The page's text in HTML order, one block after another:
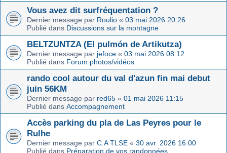
Vous avez dit surfréquentation ?
Dernier message par Roulio « 03 mai 2026 20:26
Publié dans Discussions sur la montagne
BELTZUNTZA (El pulmón de Artikutza)
Dernier message par jefoce « 03 mai 2026 08:12
Publié dans Forum photos/vidéos
rando cool autour du val d'azun fin mai debut
juin 56KM
Dernier message par red65 « 01 mai 2026 11:15
Publié dans Accompagnement
Accès parking du pla de Las Peyres pour le
Rulhe
Dernier message par C.A TLSE « 30 avr. 2026 16:00
Publié dans Préparation de vos randonnées